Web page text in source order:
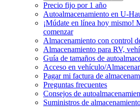
Precio fijo por 1 año
Autoalmacenamiento en U-
¡Múdate en línea hoy mismo!
comenzar
Almacenamiento con control
Almacenamiento para RV,
Guía de tamaños de
Acceso en vehículo/
Pagar mi factura de
Preguntas frecuentes
Consejos de
Suministros de